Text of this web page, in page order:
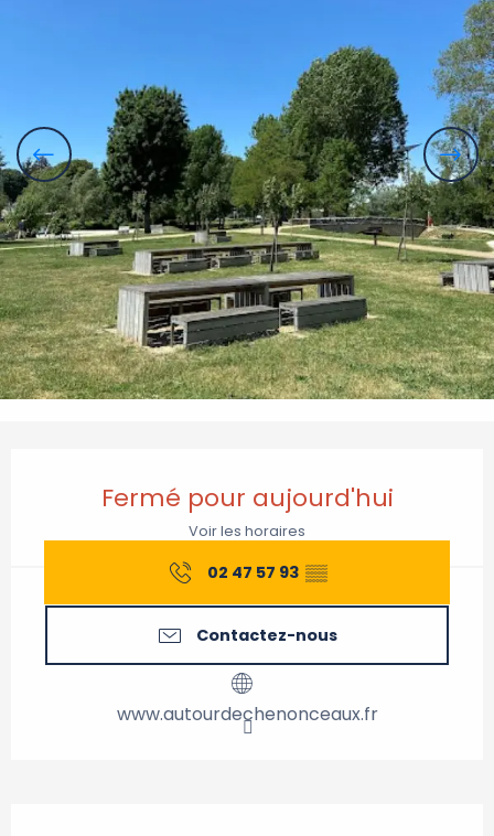
Fermé pour aujourd'hui
Voir les horaires
02 47 57 93 ▒▒
Contactez-nous
www.autourdechenonceaux.fr